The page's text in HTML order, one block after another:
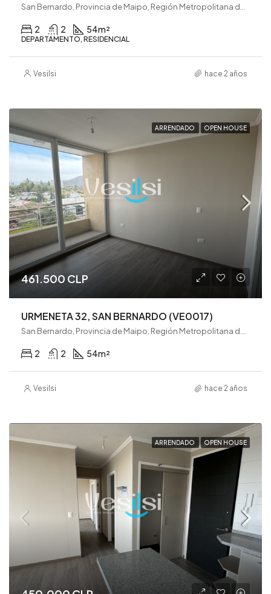
2 2 54m²
DEPARTAMENTO, RESIDENCIAL
Vesilsi hace 2 años
ARRENDADO OPEN HOUSE
461.500 CLP
URMENETA 32, SAN BERNARDO (VE0017)
2 2 54m²
Vesilsi hace 2 años
ARRENDADO OPEN HOUSE